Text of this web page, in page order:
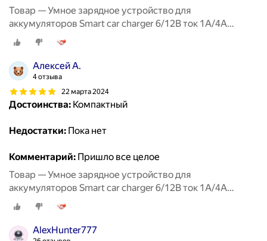
Товар — Умное зарядное устройство для
аккумуляторов Smart car charger 6/12В ток 1А/4А
RUNWAY
Алексей А.
4 отзыва
22 марта 2024
Достоинства: Компактный
Недостатки: Пока нет
Комментарий: Пришло все целое
Товар — Умное зарядное устройство для
аккумуляторов Smart car charger 6/12В ток 1А/4А
RUNWAY
AlexHunter777